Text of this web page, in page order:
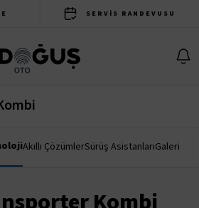
SERVIS RANDEVUSU
Akıllı ÇözümlerSürüş AsistanlarıGaleri